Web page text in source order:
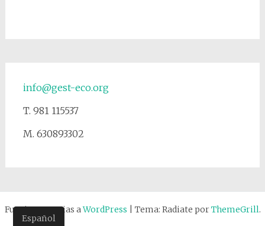
info@gest-eco.org
T. 981 115537
M. 630893302
Funciona gracias aWordPress Tema: Radiate porThemeGrill.
Español